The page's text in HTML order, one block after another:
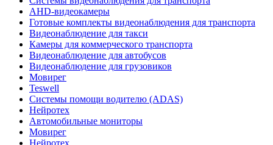
AHD-видеокамеры
Готовые комплекты видеонаблюдения для транспорта
Видеонаблюдение для такси
Камеры для коммерческого транспорта
Видеонаблюдение для автобусов
Видеонаблюдение для грузовиков
Мовирег
Teswell
Системы помощи водителю (ADAS)
Нейротех
Автомобильные мониторы
Мовирег
Нейротех